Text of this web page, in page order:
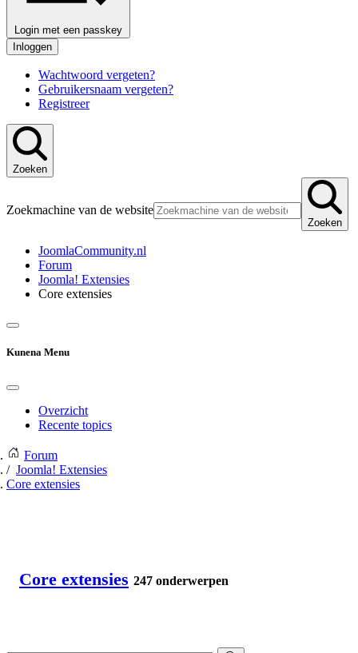
Login met een passkey
Inloggen
Wachtwoord vergeten?
Gebruikersnaam vergeten?
Registreer
Zoeken
Zoekmachine van de website
Zoeken
JoomlaCommunity.nl
Forum
Joomla! Extensies
Core extensies
Kunena Menu
Overzicht
Recente topics
Forum
Joomla! Extensies
Core extensies
Core extensies 247 onderwerpen